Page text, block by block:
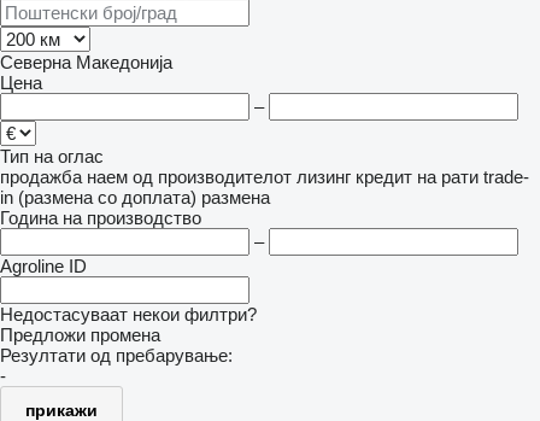
Северна Македонија
Цена
–
Тип на оглас
продажба наем од производителот лизинг кредит на рати trade-
in (размена со доплата) размена
Година на производство
–
Agroline ID
Недостасуваат некои филтри?
Предложи промена
Резултати од пребарување:
-
прикажи